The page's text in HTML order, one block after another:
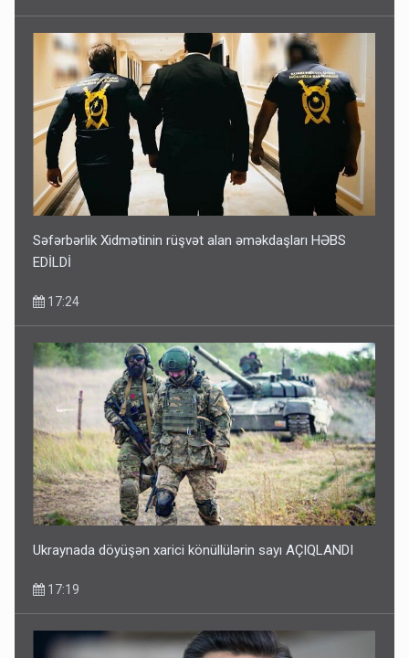
Səfərbərlik Xidmətinin rüşvət alan əməkdaşları HƏBS
EDİLDİ
17:24
Ukraynada döyüşən xarici könüllülərin sayı AÇIQLANDI
17:19